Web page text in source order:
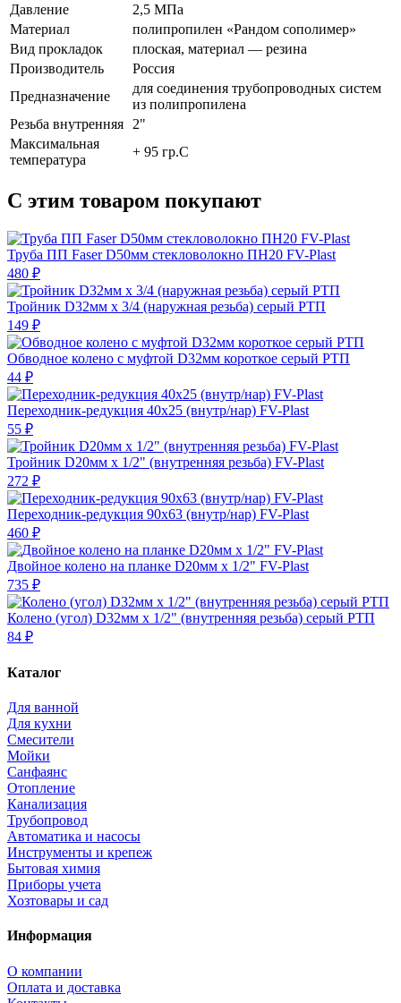
Давление
2,5 МПа
Материал
полипропилен «Рандом сополимер»
Вид прокладок
плоская, материал — резина
Производитель
Россия
Предназначение
для соединения трубопроводных систем
из полипропилена
Резьба внутренняя
2"
Максимальная
температура
+ 95 гр.С
С этим товаром покупают
Труба ПП Faser D50мм стекловолокно ПН20 FV-Plast
480 ₽
Тройник D32мм х 3/4 (наружная резьба) серый РТП
149 ₽
Обводное колено с муфтой D32мм короткое серый РТП
44 ₽
Переходник-редукция 40х25 (внутр/нар) FV-Plast
55 ₽
Тройник D20мм х 1/2" (внутренняя резьба) FV-Plast
272 ₽
Переходник-редукция 90х63 (внутр/нар) FV-Plast
460 ₽
Двойное колено на планке D20мм х 1/2" FV-Plast
735 ₽
Колено (угол) D32мм х 1/2" (внутренняя резьба) серый РТП
84 ₽
Каталог
Для ванной
Для кухни
Смесители
Мойки
Санфаянс
Отопление
Канализация
Трубопровод
Автоматика и насосы
Инструменты и крепеж
Бытовая химия
Приборы учета
Хозтовары и сад
Информация
О компании
Оплата и доставка